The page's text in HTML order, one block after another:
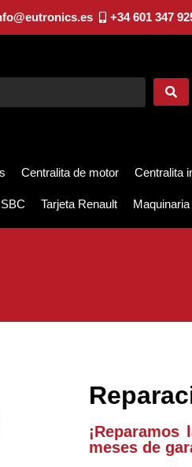
+34 601 347
Centralita de motor Centralita
SBC Tarjeta Renault
meses de